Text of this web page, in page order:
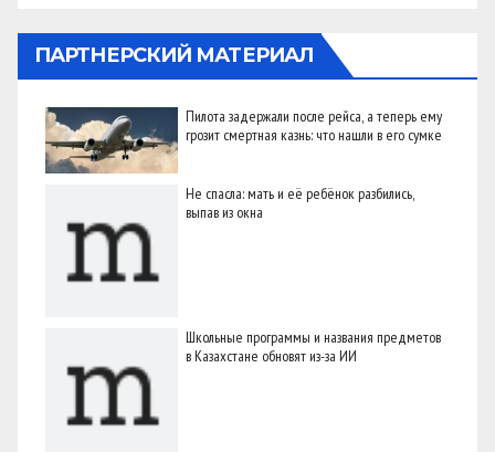
ПАРТНЕРСКИЙ МАТЕРИАЛ
Пилота задержали после рейса, а теперь ему
грозит смертная казнь: что нашли в его сумке
Не спасла: мать и её ребёнок разбились,
выпав из окна
Школьные программы и названия предметов
в Казахстане обновят из-за ИИ